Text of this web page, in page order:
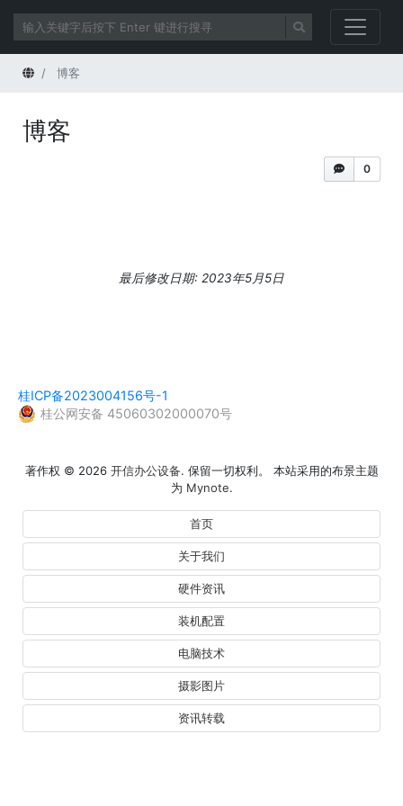
首页 博客
博客
0
最后修改日期: 2023年5月5日
桂ICP备2023004156号-1
桂公网安备 45060302000070号
著作权 © 2026 开信办公设备. 保留一切权利。 本站采用的布景主题
为 Mynote.
首页
关于我们
硬件资讯
装机配置
电脑技术
摄影图片
资讯转载